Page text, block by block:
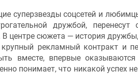
суперзвезды соцсетей и
дружбой,
центре сюжета — история
рекламный контракт и
вместе, впервые
понимает, что никакой успех